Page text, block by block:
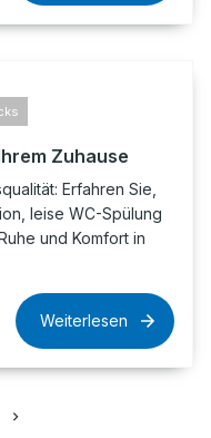
Zuhause
Erfahren Sie,
leise WC-Spülung
und Komfort in
Weiterlesen